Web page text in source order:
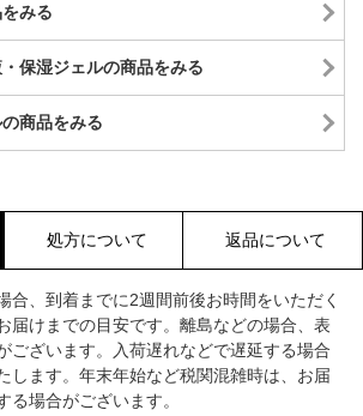
みる
保湿ジェルの商品をみる
商品をみる
処方について 返品について
合、到着までに2週間前後お時間をいただく
届けまでの目安です。離島などの場合、表
ございます。入荷遅れなどで遅延する場合
します。年末年始など税関混雑時は、お届
る場合がございます。